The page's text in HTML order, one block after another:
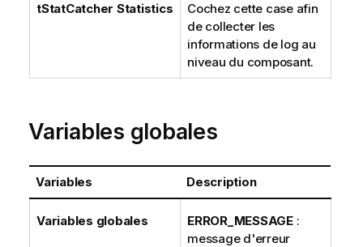
tStatCatcher Statistics
Cochez cette case afin
de collecter les
informations de log au
niveau du composant.
Variables globales
Variables Description
Variables globales ERROR_MESSAGE:
message d'erreur